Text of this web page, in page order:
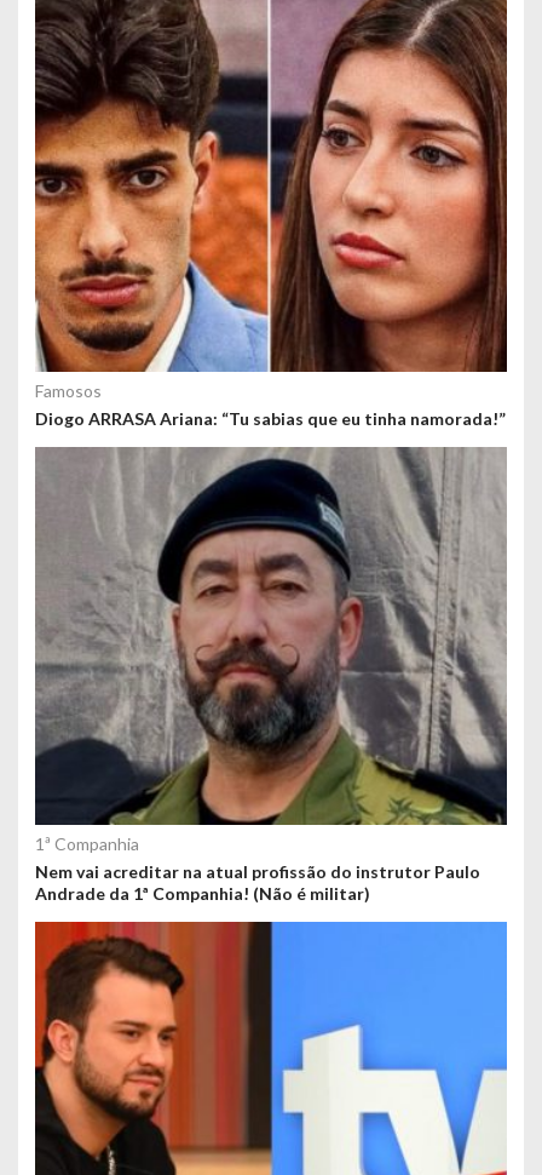
s
Famosos
Diogo ARRASA Ariana: “Tu sabias que eu tinha namorada!”
1ª Companhia
Nem vai acreditar na atual profissão do instrutor Paulo
Andrade da 1ª Companhia! (Não é militar)